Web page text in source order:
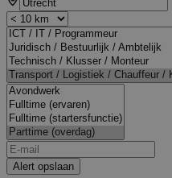
Alert opslaan